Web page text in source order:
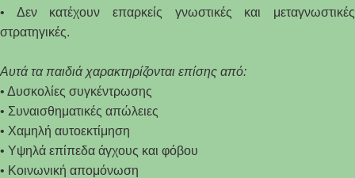
• Δεν κατέχουν επαρκείς γνωστικές και μεταγνωστικές
στρατηγικές.
Αυτά τα παιδιά χαρακτηρίζονται επίσης από:
• Δυσκολίες συγκέντρωσης
• Συναισθηματικές απώλειες
• Χαμηλή αυτοεκτίμηση
• Υψηλά επίπεδα άγχους και φόβου
• Κοινωνική απομόνωση